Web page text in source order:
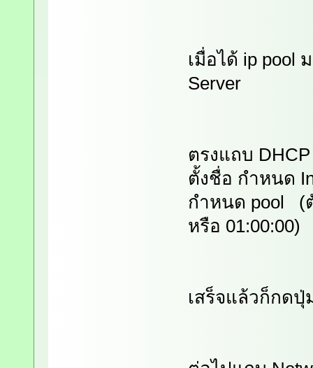
เมื่อได้ ip pool
Server
ตรงแถบ
ตั้งชื่อ กำหนด
กำหนด pool (
หรือ 01:00:00)
เสร็จแล้วก็กด